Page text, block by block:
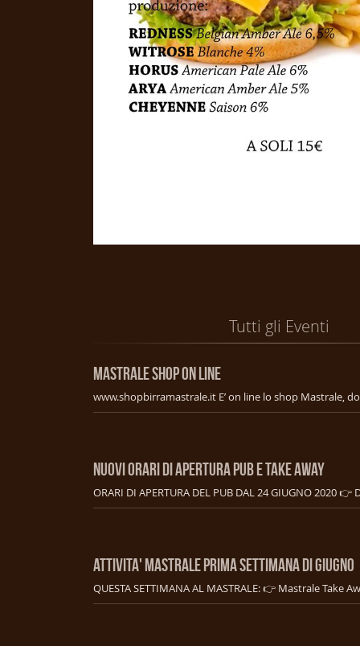
Tutti gli Eventi
MASTRALE SHOP ON LINE
NUOVI ORARI DI APERTURA PUB E TAKE AWAY
ATTIVITA' MASTRALE PRIMA SETTIMANA DI GIUGNO